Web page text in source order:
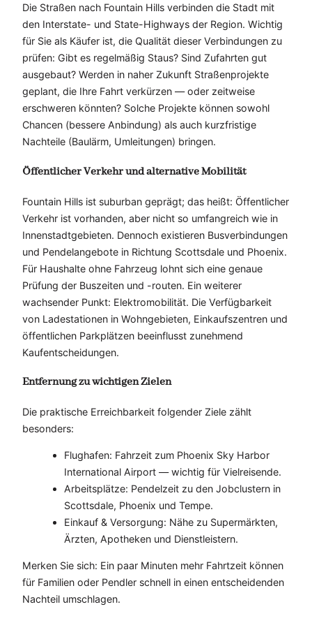
Die Straßen nach Fountain Hills verbinden die Stadt mit
den Interstate- und State-Highways der Region. Wichtig
für Sie als Käufer ist, die Qualität dieser Verbindungen zu
prüfen: Gibt es regelmäßig Staus? Sind Zufahrten gut
ausgebaut? Werden in naher Zukunft Straßenprojekte
geplant, die Ihre Fahrt verkürzen — oder zeitweise
erschweren könnten? Solche Projekte können sowohl
Chancen (bessere Anbindung) als auch kurzfristige
Nachteile (Baulärm, Umleitungen) bringen.
Öffentlicher Verkehr und alternative Mobilität
Fountain Hills ist suburban geprägt; das heißt: Öffentlicher
Verkehr ist vorhanden, aber nicht so umfangreich wie in
Innenstadtgebieten. Dennoch existieren Busverbindungen
und Pendelangebote in Richtung Scottsdale und Phoenix.
Für Haushalte ohne Fahrzeug lohnt sich eine genaue
Prüfung der Buszeiten und -routen. Ein weiterer
wachsender Punkt: Elektromobilität. Die Verfügbarkeit
von Ladestationen in Wohngebieten, Einkaufszentren und
öffentlichen Parkplätzen beeinflusst zunehmend
Kaufentscheidungen.
Entfernung zu wichtigen Zielen
Die praktische Erreichbarkeit folgender Ziele zählt
besonders:
Flughafen: Fahrzeit zum Phoenix Sky Harbor
International Airport — wichtig für Vielreisende.
Arbeitsplätze: Pendelzeit zu den Jobclustern in
Scottsdale, Phoenix und Tempe.
Einkauf & Versorgung: Nähe zu Supermärkten,
Ärzten, Apotheken und Dienstleistern.
Merken Sie sich: Ein paar Minuten mehr Fahrtzeit können
für Familien oder Pendler schnell in einen entscheidenden
Nachteil umschlagen.